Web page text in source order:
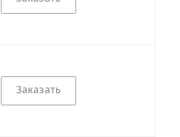
Заказать